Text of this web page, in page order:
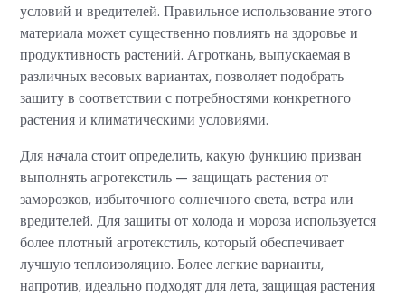
условий и вредителей. Правильное использование этого
материала может существенно повлиять на здоровье и
продуктивность растений. Агроткань, выпускаемая в
различных весовых вариантах, позволяет подобрать
защиту в соответствии с потребностями конкретного
растения и климатическими условиями.
Для начала стоит определить, какую функцию призван
выполнять агротекстиль — защищать растения от
заморозков, избыточного солнечного света, ветра или
вредителей. Для защиты от холода и мороза используется
более плотный агротекстиль, который обеспечивает
лучшую теплоизоляцию. Более легкие варианты,
напротив, идеально подходят для лета, защищая растения